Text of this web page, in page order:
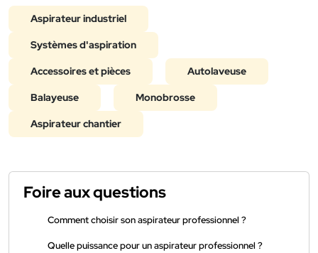
Aspirateur industriel
Systèmes d'aspiration
Accessoires et pièces Autolaveuse
Balayeuse Monobrosse
Aspirateur chantier
Foire aux questions
Comment choisir son aspirateur professionnel ?
Quelle puissance pour un aspirateur professionnel ?